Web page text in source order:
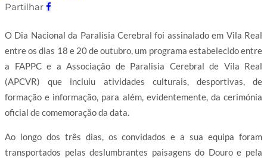
Partilhar
O Dia Nacional da Paralisia Cerebral foi assinalado em Vila Real
entre os dias 18 e 20 de outubro, um programa estabelecido entre
a FAPPC e a Associação de Paralisia Cerebral de Vila Real
(APCVR) que incluiu atividades culturais, desportivas, de
formação e informação, para além, evidentemente, da cerimónia
oficial de comemoração da data.
Ao longo dos três dias, os convidados e a sua equipa foram
transportados pelas deslumbrantes paisagens do Douro e pela